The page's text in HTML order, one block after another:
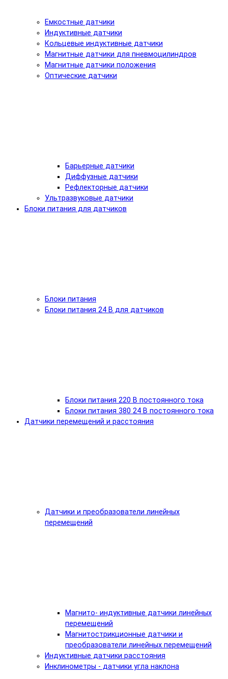
Емкостные датчики
Индуктивные датчики
Кольцевые индуктивные датчики
Магнитные датчики для пневмоцилиндров
Магнитные датчики положения
Оптические датчики
Барьерные датчики
Диффузные датчики
Рефлекторные датчики
Ультразвуковые датчики
Блоки питания для датчиков
Блоки питания
Блоки питания 24 В для датчиков
Блоки питания 220 В постоянного тока
Блоки питания 380 24 В постоянного тока
Датчики перемещений и расстояния
Датчики и преобразователи линейных
перемещений
Магнито- индуктивные датчики линейных
перемещений
Магнитострикционные датчики и
преобразователи линейных перемещений
Индуктивные датчики расстояния
Инклинометры - датчики угла наклона